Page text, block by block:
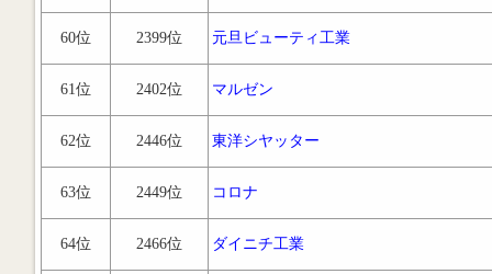
60位 2399位 元旦ビューティ工業
61位 2402位 マルゼン
62位 2446位 東洋シヤッター
63位 2449位 コロナ
64位 2466位 ダイニチ工業